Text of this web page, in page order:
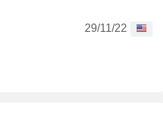
29/11/22